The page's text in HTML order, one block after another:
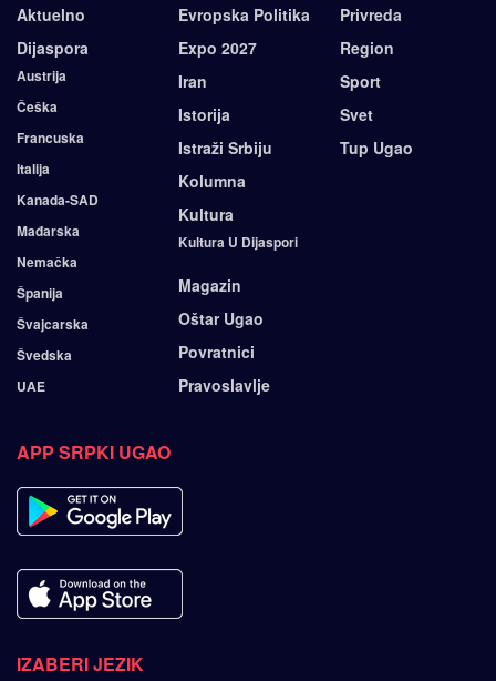
Aktuelno
Dijaspora
Austrija
Češka
Francuska
Italija
Kanada-SAD
Mađarska
Nemačka
Španija
Švajcarska
Švedska
UAE
Evropska Politika
Expo 2027
Iran
Istorija
Istraži Srbiju
Kolumna
Kultura
Kultura U Dijaspori
Magazin
Oštar Ugao
Povratnici
Pravoslavlje
Privreda
Region
Sport
Svet
Tup Ugao
APP SRPKI UGAO
IZABERI JEZIK